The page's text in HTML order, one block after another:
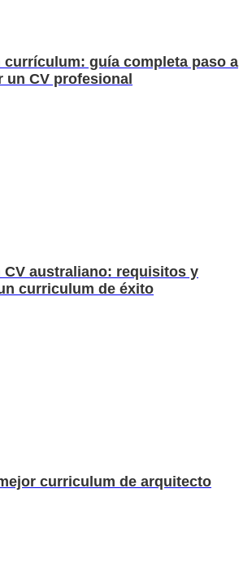
currículum: guía completa paso a
un CV profesional
CV australiano: requisitos y
curriculum de éxito
curriculum de arquitecto